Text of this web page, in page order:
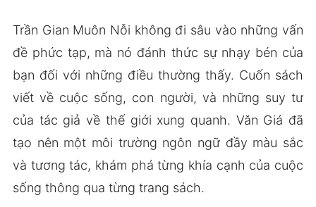
Trần Gian Muôn Nỗi không đi sâu vào những vấn
đề phức tạp, mà nó đánh thức sự nhạy bén của
bạn đối với những điều thường thấy. Cuốn sách
viết về cuộc sống, con người, và những suy tư
của tác giả về thế giới xung quanh. Văn Giá đã
tạo nên một môi trường ngôn ngữ đầy màu sắc
và tương tác, khám phá từng khía cạnh của cuộc
sống thông qua từng trang sách.